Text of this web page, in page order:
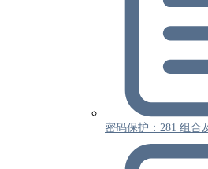
密码保护：281 组合